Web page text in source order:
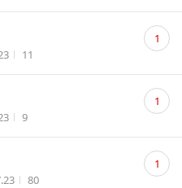
조회수
11
댓
글 1
조회수
9
댓
글 1
간 조회수
80
댓
글 1